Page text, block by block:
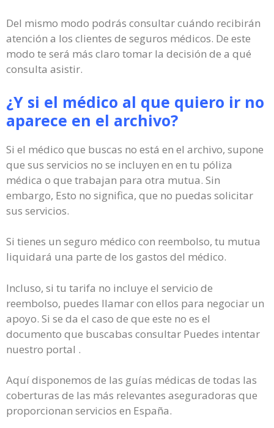
Del mismo modo podrás consultar cuándo recibirán
atención a los clientes de seguros médicos. De este
modo te será más claro tomar la decisión de a qué
consulta asistir.
¿Y si el médico al que quiero ir no
aparece en el archivo?
Si el médico que buscas no está en el archivo, supone
que sus servicios no se incluyen en en tu póliza
médica o que trabajan para otra mutua. Sin
embargo, Esto no significa, que no puedas solicitar
sus servicios.
Si tienes un seguro médico con reembolso, tu mutua
liquidará una parte de los gastos del médico.
Incluso, si tu tarifa no incluye el servicio de
reembolso, puedes llamar con ellos para negociar un
apoyo. Si se da el caso de que este no es el
documento que buscabas consultar Puedes intentar
nuestro portal .
Aquí disponemos de las guías médicas de todas las
coberturas de las más relevantes aseguradoras que
proporcionan servicios en España.